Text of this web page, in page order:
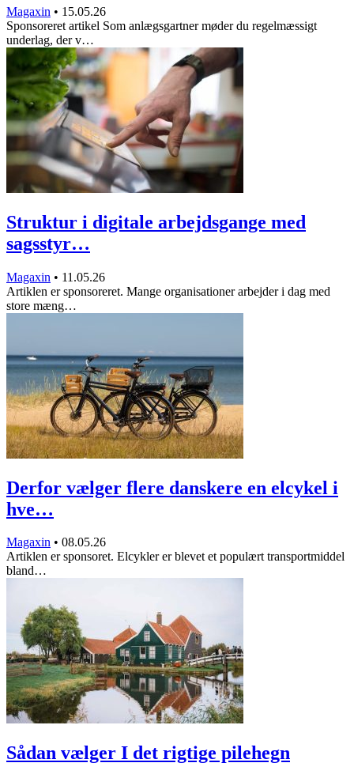
Magaxin • 15.05.26
Sponsoreret artikel Som anlægsgartner møder du regelmæssigt
underlag, der v…
Struktur i digitale arbejdsgange med
sagsstyr…
Magaxin • 11.05.26
Artiklen er sponsoreret. Mange organisationer arbejder i dag med
store mæng…
Derfor vælger flere danskere en elcykel i
hve…
Magaxin • 08.05.26
Artiklen er sponsoret. Elcykler er blevet et populært transportmiddel
bland…
Sådan vælger I det rigtige pilehegn